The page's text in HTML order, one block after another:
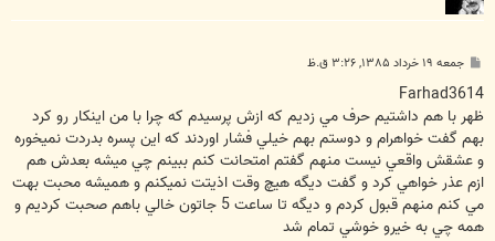
پ
ت
جمعه ۱۹ خرداد ۱۳۸۵, ۳:۲۶ ق.ظ
Farhad3614
ظهر با هم داشتيم حرف مي زديم كه ازش پرسيدم كه چرا با من اينكار رو كرد
بهم گفت خواهرام و دوستم بهم خيلي فشار اوردند كه اين پسره بدردت نميخوره
و عشقش واقعي نيست منهم گفتم امتحانت كنم ببينم چي ميشه بعدش هم
ازم عذر خواهي كرد و گفت ديگه هيچ وقت اذيتت نميكنم و هميشه محبت بهت
مي كنم منهم قبول كردم و ديگه تا ساعت 5 جاتون خالي باهم صحبت كرديم و
همه چي به خيرو خوشي تمام شد